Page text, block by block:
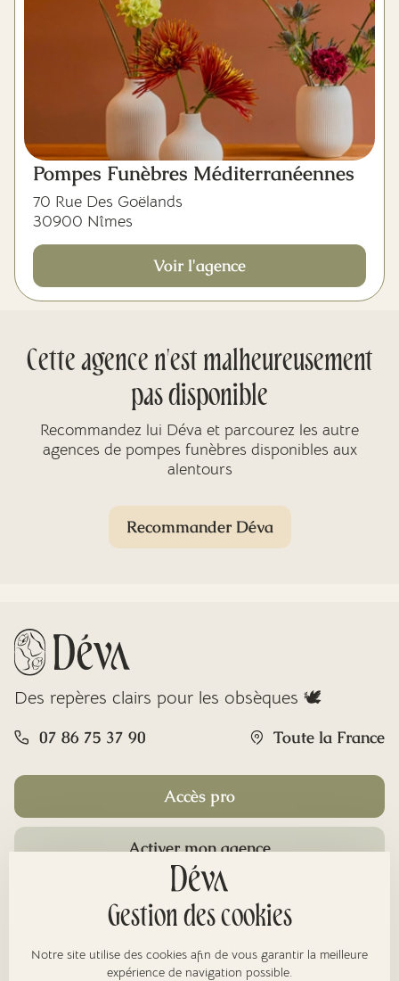
Pompes Funèbres Méditerranéennes
70 Rue Des Goëlands
30900 Nîmes
Voir l'agence
Cette agence n'est malheureusement
pas disponible
Recommandez lui Déva et parcourez les autre
agences de pompes funèbres disponibles aux
alentours
Recommander Déva
Des repères clairs pour les obsèques 🕊️
07 86 75 37 90 Toute la France
Accès pro
Activer mon agence
Gestion des cookies
Notre site utilise des cookies afin de vous garantir la meilleure
expérience de navigation possible.